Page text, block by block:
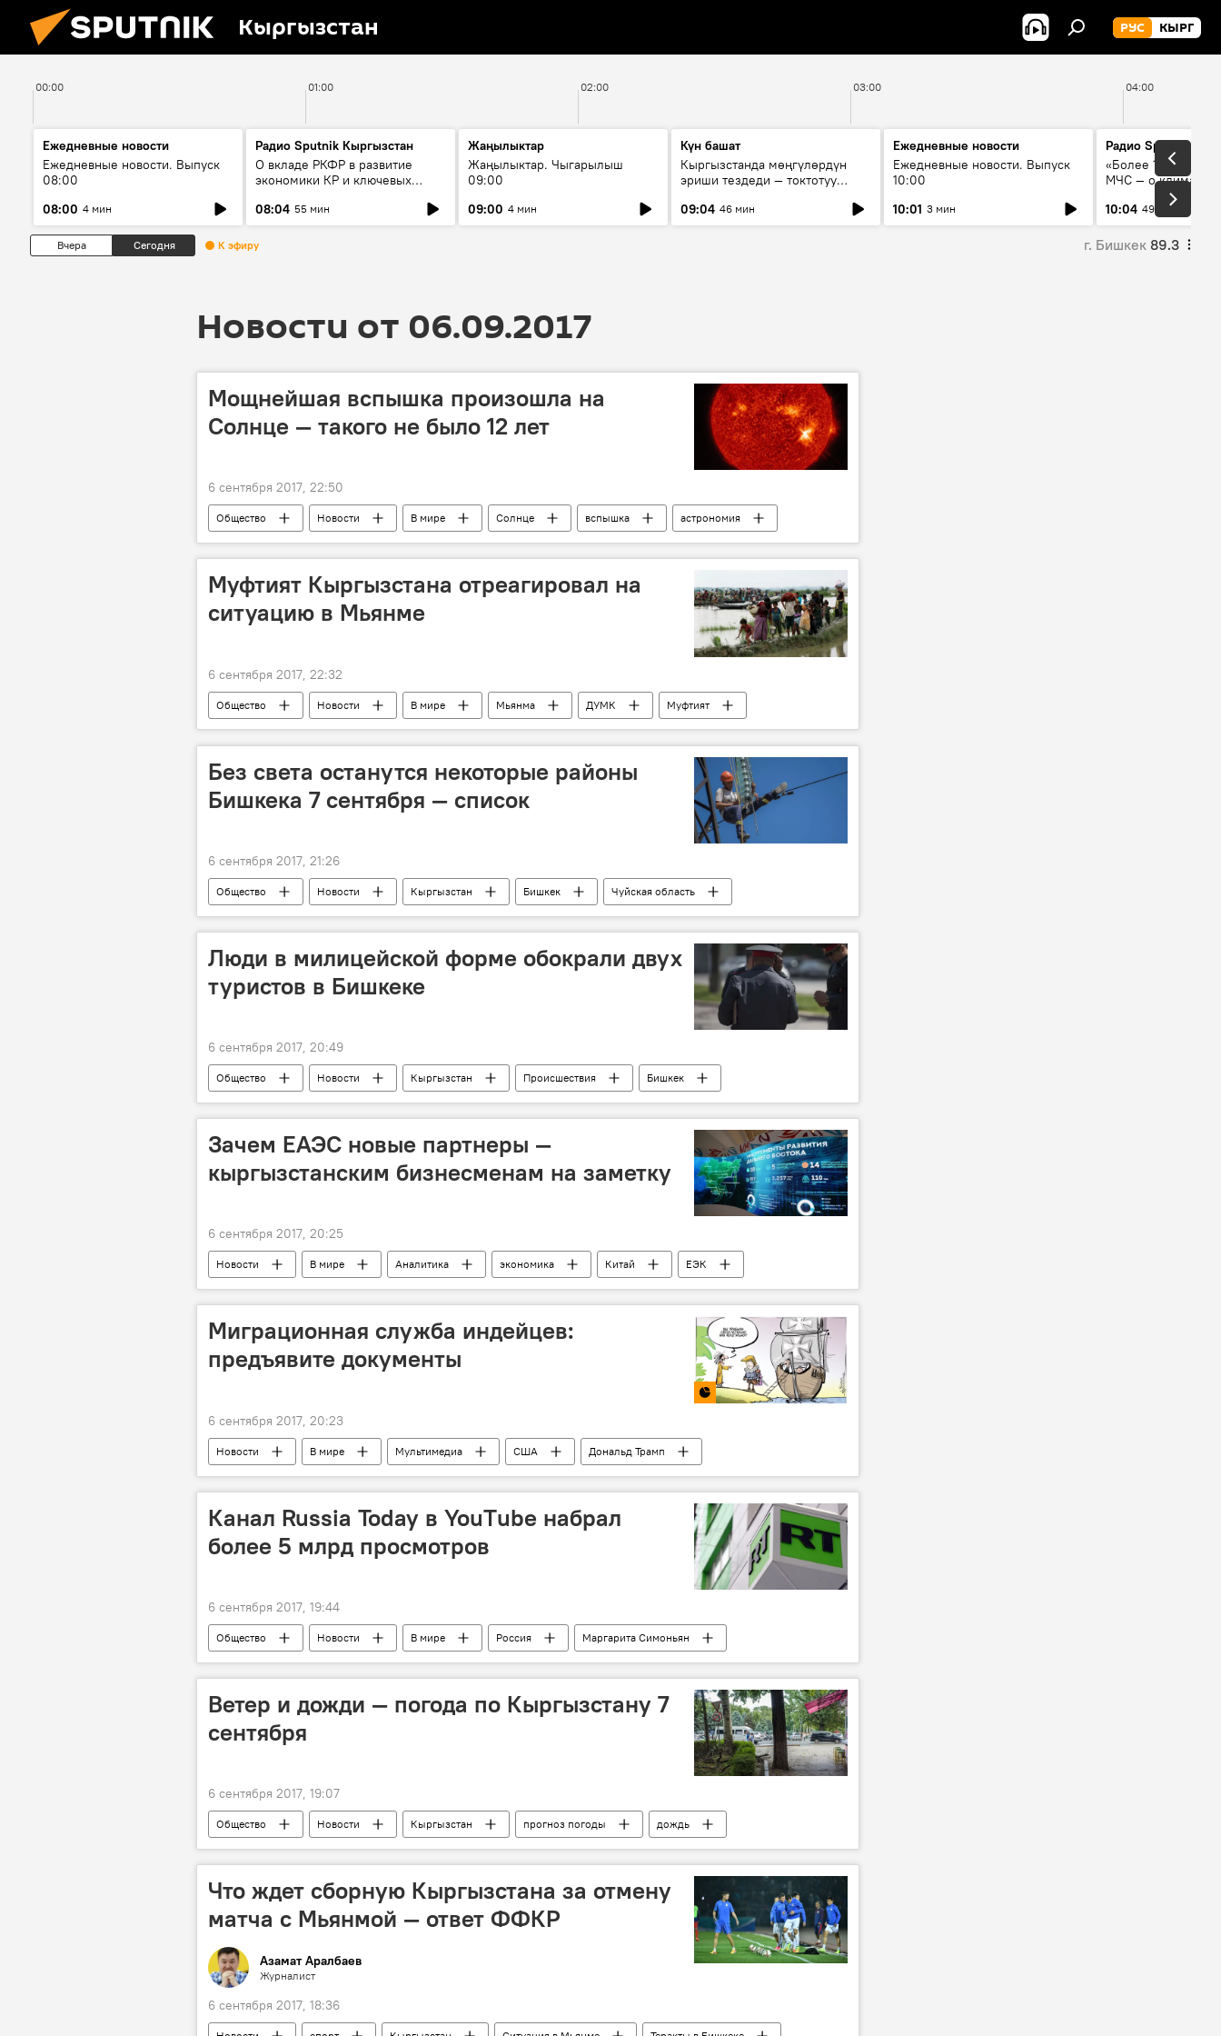
Кыргызстан РУС КЫРГ
00:00 01:00 02:00 03:00 04:00
Ежедневные новости
Ежедневные новости. Выпуск
08:00
08:00 4 мин
Радио Sputnik Кыргызстан
О вкладе РКФР в развитие
экономики КР и ключевых
08:04 55 мин
Жаңылыктар
Жаңылыктар. Чыгарылыш
09:00
09:00 4 мин
Күн башат
Кыргызстанда мөңгүлөрдүн
эриши тездеди — токтотуу
09:04 46 мин
Ежедневные новости
Ежедневные новости. Выпуск
10:00
10:01 3 мин
Радио Sputnik
«Более 1200 сёл в
МЧС — о климате,
системе
населения
10:04 49 мин
Вчера Сегодня К эфиру г. Бишкек 89.3
Новости от 06.09.2017
Мощнейшая вспышка произошла на
Солнце — такого не было 12 лет
6 сентября 2017, 22:50
Общество Новости В мире Солнце вспышка астрономия
Муфтият Кыргызстана отреагировал на
ситуацию в Мьянме
6 сентября 2017, 22:32
Общество Новости В мире Мьянма ДУМК
Муфтият
заявление
мусульмане Ситуация в Мьянме
Без света останутся некоторые районы
Бишкека 7 сентября — список
6 сентября 2017, 21:26
Общество Новости Кыргызстан Бишкек
Чуйская область
ОАО "Северэлектро"
отключение свет
Люди в милицейской форме обокрали двух
туристов в Бишкеке
6 сентября 2017, 20:49
Общество Новости Кыргызстан Происшествия
Бишкек
милиция
мошенничество турист иностранцы кража
Зачем ЕАЭС новые партнеры —
кыргызстанским бизнесменам на заметку
6 сентября 2017, 20:25
Новости В мире Аналитика экономика Китай
ЕЭК
Шелковый путь
торговля Россия
Миграционная служба индейцев:
предъявите документы
6 сентября 2017, 20:23
Новости В мире Мультимедиа США
Дональд Трамп
мигранты
закон карикатура
Канал Russia Today в YouТube набрал
более 5 млрд просмотров
6 сентября 2017, 19:44
Общество Новости В мире Россия
Маргарита Симоньян
Russia Today
телеканал Медиавойны США и России
Ветер и дожди — погода по Кыргызстану 7
сентября
6 сентября 2017, 19:07
Общество Новости Кыргызстан прогноз погоды дождь
Что ждет сборную Кыргызстана за отмену
матча с Мьянмой — ответ ФФКР
Азамат Аралбаев
Журналист
6 сентября 2017, 18:36